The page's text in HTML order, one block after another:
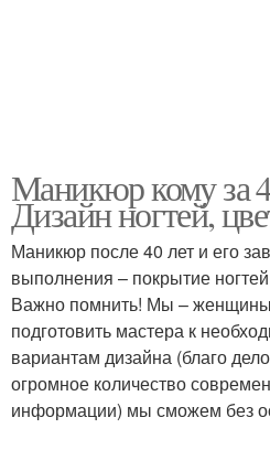
Маникюр кому за
Дизайн ногтей,
Маникюр после 40 лет и его
выполнения – покрытие
Важно помнить! Мы –
подготовить мастера к
вариантам дизайна (благо
огромное количество
информации) мы сможем без